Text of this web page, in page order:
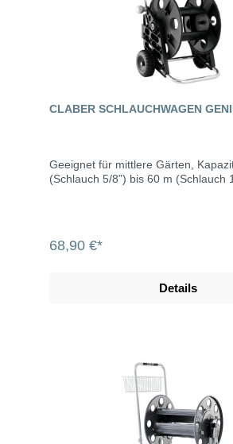
CLABER SCHLAUCHWAGEN
Geeignet für mittlere Gärten,
(Schlauch 5/8”) bis 60 m (Schlauch
68,90 €*
Details